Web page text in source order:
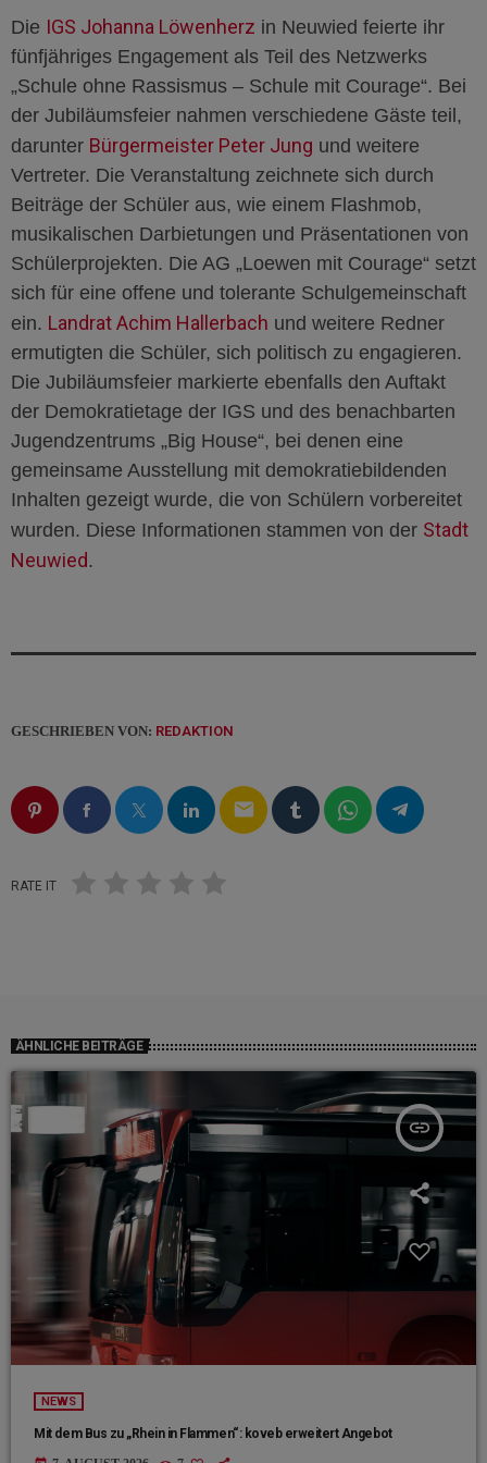
Die IGS Johanna Löwenherz in Neuwied feierte ihr
fünfjähriges Engagement als Teil des Netzwerks
„Schule ohne Rassismus – Schule mit Courage“. Bei
der Jubiläumsfeier nahmen verschiedene Gäste teil,
darunter Bürgermeister Peter Jung und weitere
Vertreter. Die Veranstaltung zeichnete sich durch
Beiträge der Schüler aus, wie einem Flashmob,
musikalischen Darbietungen und Präsentationen von
Schülerprojekten. Die AG „Loewen mit Courage“ setzt
sich für eine offene und tolerante Schulgemeinschaft
ein. Landrat Achim Hallerbach und weitere Redner
ermutigten die Schüler, sich politisch zu engagieren.
Die Jubiläumsfeier markierte ebenfalls den Auftakt
der Demokratietage der IGS und des benachbarten
Jugendzentrums „Big House“, bei denen eine
gemeinsame Ausstellung mit demokratiebildenden
Inhalten gezeigt wurde, die von Schülern vorbereitet
wurden. Diese Informationen stammen von der Stadt
Neuwied.
GESCHRIEBEN VON: REDAKTION
email
RATE IT
ÄHNLICHE BEITRÄGE
insert_link
NEWS
Mit dem Bus zu „Rhein in Flammen“: koveb erweitert Angebot